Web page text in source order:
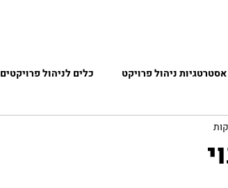
אסטרטגיות ניהול פרויקט כלים לניהול